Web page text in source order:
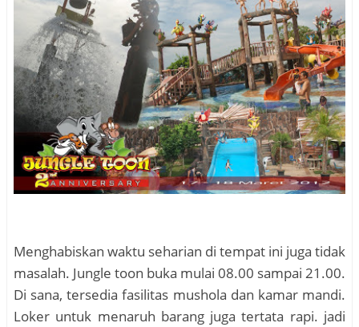
Menghabiskan waktu seharian di tempat ini juga tidak
masalah. Jungle toon buka mulai 08.00 sampai 21.00.
Di sana, tersedia fasilitas mushola dan kamar mandi.
Loker untuk menaruh barang juga tertata rapi. jadi